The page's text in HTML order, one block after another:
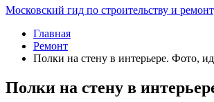
Московский гид по строительству и
Главная
Ремонт
Полки на стену в интерьере. Фото,
Полки на стену в